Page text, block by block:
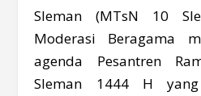
Sleman (MTsN 10
Moderasi Beragama
agenda Pesantren
Sleman 1444 H